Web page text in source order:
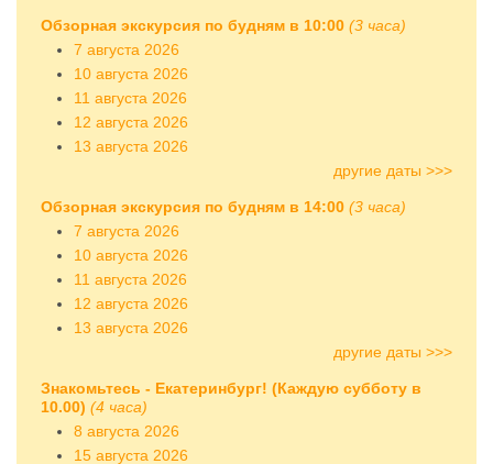
Обзорная экскурсия по будням в 10:00 (3 часа)
7 августа 2026
10 августа 2026
11 августа 2026
12 августа 2026
13 августа 2026
другие даты >>>
Обзорная экскурсия по будням в 14:00 (3 часа)
7 августа 2026
10 августа 2026
11 августа 2026
12 августа 2026
13 августа 2026
другие даты >>>
Знакомьтесь - Екатеринбург! (Каждую субботу в
10.00) (4 часа)
8 августа 2026
15 августа 2026